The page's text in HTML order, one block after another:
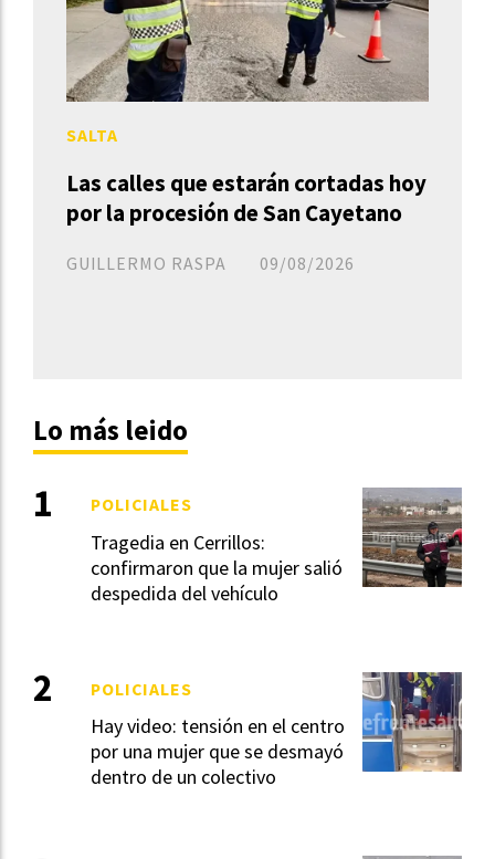
Las calles que estarán cortadas hoy
por la procesión de San Cayetano
GUILLERMO RASPA
SALTA
09/08/2026
Lo más leido
Tragedia en Cerrillos:
confirmaron que la mujer salió
despedida del vehículo
POLICIALES
Hay video: tensión en el centro
por una mujer que se desmayó
dentro de un colectivo
POLICIALES